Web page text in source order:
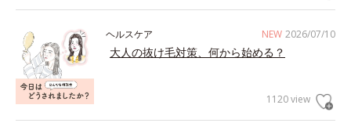
NEW 2026/07/10
ヘルスケア
大人の抜け毛対策、何から始める？
1120 view